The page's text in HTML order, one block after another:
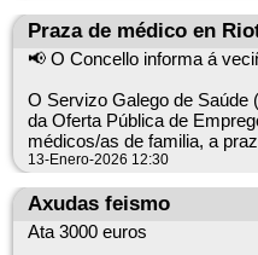
presentación ata esgotar o
Datos clave:
Convocante: Xunta de Galicia. Obxecto: axudas
rehabilitación de vivendas
habitantes. Contía: 75% do orzamento, límite de 30.000 euros
por vivenda. Inicio do prazo: mércores, 21 de xaneiro, 09:00 h.
Forma de concesión: por
crédito.
Para máis información,
Galicia.
Praza de médico en
📢 O Concello informa á
O Servizo Galego de Saúde
da Oferta Pública de
médicos/as de familia, a
saúde de Riotorto foi cuberta.
A profesional adxudicataria
días e incorporarase de
do municipio. A súa chegada
13-Enero-2026 12:30
Axudas feismo
Ata 3000 euros